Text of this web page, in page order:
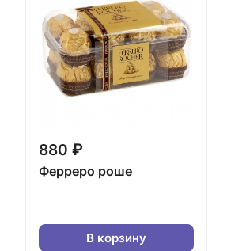
880 ₽
Ферреро роше
В корзину